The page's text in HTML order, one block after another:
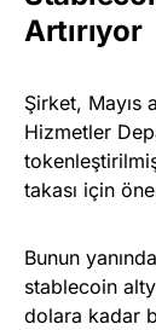
Artırıyor
Şirket, Mayıs
Hizmetler
takası için
Bunun
stablecoin
dolara kadar